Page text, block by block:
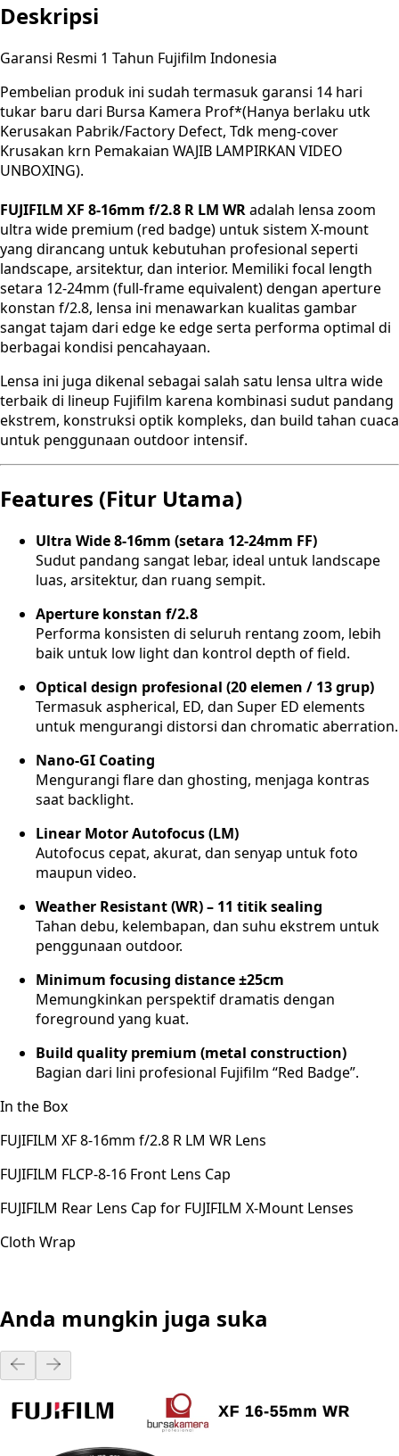
Deskripsi
Garansi Resmi 1 Tahun Fujifilm Indonesia
Pembelian produk ini sudah termasuk garansi 14 hari
tukar baru dari Bursa Kamera Prof*(Hanya berlaku utk
Kerusakan Pabrik/Factory Defect, Tdk meng-cover
Krusakan krn Pemakaian WAJIB LAMPIRKAN VIDEO
UNBOXING).
FUJIFILM XF 8-16mm f/2.8 R LM WRadalah lensa zoom
ultra wide premium (red badge) untuk sistem X-mount
yang dirancang untuk kebutuhan profesional seperti
landscape, arsitektur, dan interior. Memiliki focal length
setara 12-24mm (full-frame equivalent) dengan aperture
konstan f/2.8, lensa ini menawarkan kualitas gambar
sangat tajam dari edge ke edge serta performa optimal di
berbagai kondisi pencahayaan.
Lensa ini juga dikenal sebagai salah satu lensa ultra wide
terbaik di lineup Fujifilm karena kombinasi sudut pandang
ekstrem, konstruksi optik kompleks, dan build tahan cuaca
untuk penggunaan outdoor intensif.
Features (Fitur Utama)
Ultra Wide 8-16mm (setara 12-24mm FF)
Sudut pandang sangat lebar, ideal untuk landscape
luas, arsitektur, dan ruang sempit.
Aperture konstan f/2.8
Performa konsisten di seluruh rentang zoom, lebih
baik untuk low light dan kontrol depth of field.
Optical design profesional (20 elemen / 13 grup)
Termasuk aspherical, ED, dan Super ED elements
untuk mengurangi distorsi dan chromatic aberration.
Nano-GI Coating
Mengurangi flare dan ghosting, menjaga kontras
saat backlight.
Linear Motor Autofocus (LM)
Autofocus cepat, akurat, dan senyap untuk foto
maupun video.
Weather Resistant (WR) – 11 titik sealing
Tahan debu, kelembapan, dan suhu ekstrem untuk
penggunaan outdoor.
Minimum focusing distance ±25cm
Memungkinkan perspektif dramatis dengan
foreground yang kuat.
Build quality premium (metal construction)
Bagian dari lini profesional Fujifilm “Red Badge”.
In the Box
FUJIFILM XF 8-16mm f/2.8 R LM WR Lens
FUJIFILM FLCP-8-16 Front Lens Cap
FUJIFILM Rear Lens Cap for FUJIFILM X-Mount Lenses
Cloth Wrap
Anda mungkin juga suka